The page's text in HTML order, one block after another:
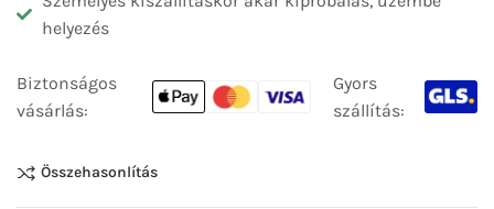
helyezés
Biztonságos
vásárlás:
Gyors
szállítás:
Összehasonlítás